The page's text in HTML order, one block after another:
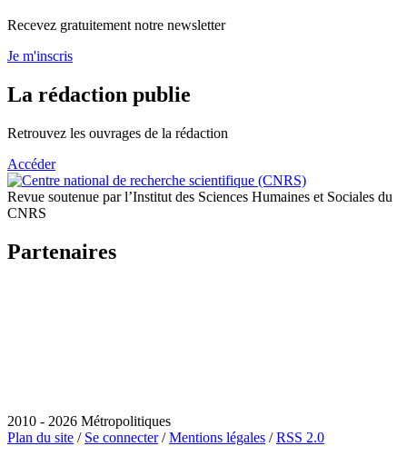
Recevez gratuitement notre newsletter
Je m'inscris
La rédaction publie
Retrouvez les ouvrages de la rédaction
Accéder
Revue soutenue par l’Institut des Sciences Humaines et Sociales du
CNRS
Partenaires
2010 - 2026 Métropolitiques
Plan du site / Se connecter/Mentions légales /RSS 2.0